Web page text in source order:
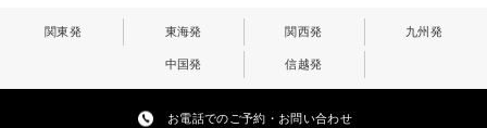
関東発 東海発 関西発 九州発
中国発 信越発
お電話でのご予約・お問い合わせ